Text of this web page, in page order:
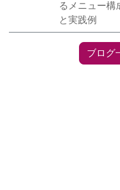
るメニュー構
と実践例
ブログ